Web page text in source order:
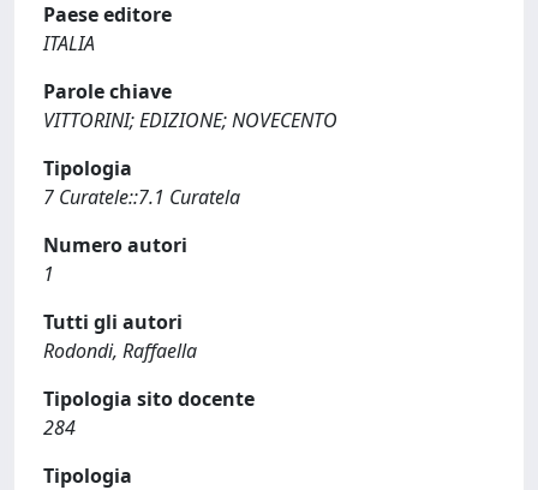
Paese editore
ITALIA
Parole chiave
VITTORINI; EDIZIONE; NOVECENTO
Tipologia
7 Curatele::7.1 Curatela
Numero autori
1
Tutti gli autori
Rodondi, Raffaella
Tipologia sito docente
284
Tipologia